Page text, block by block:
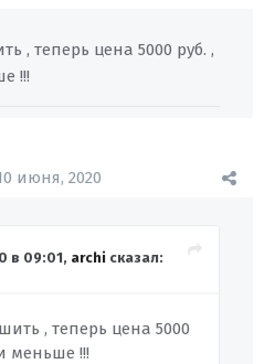
, теперь цена 5000 руб. ,
!!!
июня, 2020
в 09:01, archi сказал:
, теперь цена 5000
меньше !!!